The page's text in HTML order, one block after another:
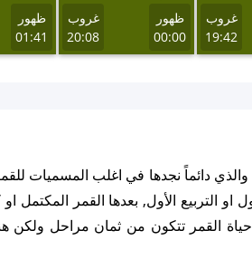
غروب
19:42
ظهور
00:00
غروب
20:08
ظهور
01:41
دائماً نجدها في اغلب المسميات
التربيع الأول, بعدها القمر المكتمل
حياة القمر تتكون من ثمان مراحل